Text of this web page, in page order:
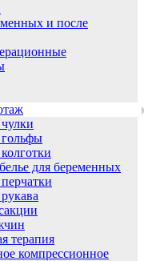
и после
для беременных
терапия
компрессионное